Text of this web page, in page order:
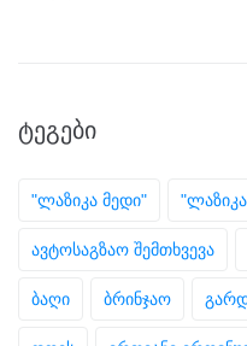
ᲢᲔᲒᲔᲑᲘ
"ლაზიკა მედი"
ავტოსაგზაო შემთხვევა
ბაღი ბრინჯაო